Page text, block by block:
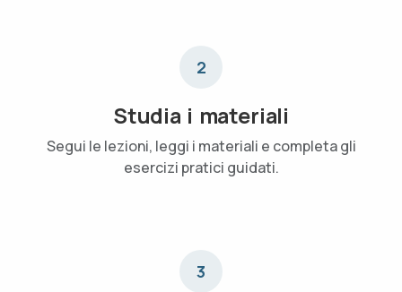
2
Studia i materiali
Segui le lezioni, leggi i materiali e completa gli
esercizi pratici guidati.
3